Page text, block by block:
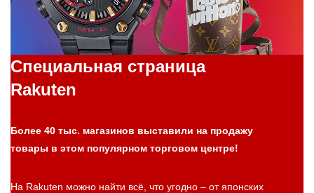
Специальная страница
Rakuten
Более 40 тыс. магазинов выставили на продажу
товары в этом популярном торговом центре!
На Rakuten можно найти всё, что угодно – от японских